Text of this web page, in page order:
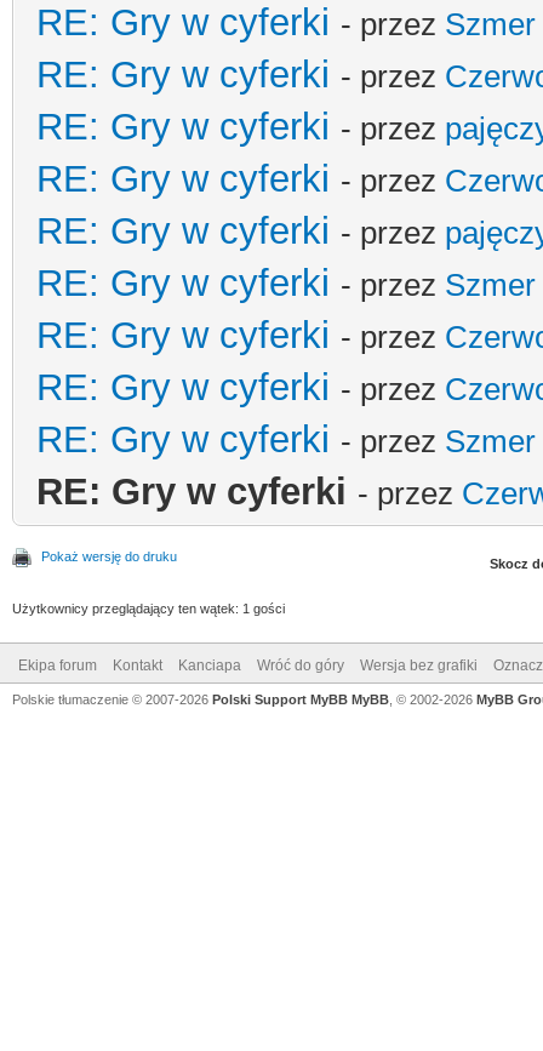
RE: Gry w cyferki - przez Szmer
RE: Gry w cyferki - przez
RE: Gry w cyferki - przez
RE: Gry w cyferki - przez
RE: Gry w cyferki - przez
RE: Gry w cyferki - przez Szmer
RE: Gry w cyferki - przez
RE: Gry w cyferki - przez
RE: Gry w cyferki - przez Szmer
RE: Gry w cyferki - przez
Pokaż wersję do druku Skocz
Użytkownicy przeglądający ten wątek: 1 gości
Ekipa forum Kontakt Kanciapa Wróć do góry Wersja bez grafiki
Polskie tłumaczenie © 2007-2026 Polski Support MyBB MyBB , © 2002-2026 MyBB